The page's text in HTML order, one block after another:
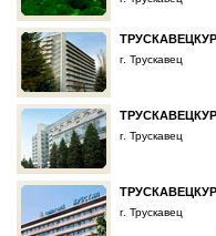
г. Трускавец
г. Трускавец
г. Трускавец